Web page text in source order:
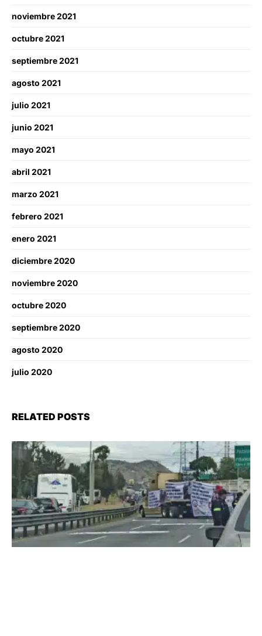
noviembre 2021
octubre 2021
septiembre 2021
agosto 2021
julio 2021
junio 2021
mayo 2021
abril 2021
marzo 2021
febrero 2021
enero 2021
diciembre 2020
noviembre 2020
octubre 2020
septiembre 2020
agosto 2020
julio 2020
RELATED POSTS